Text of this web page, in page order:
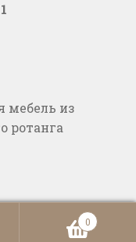
мебель из
ротанга
0